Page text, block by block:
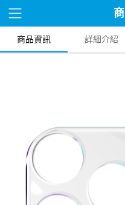
商品資訊 詳細介紹